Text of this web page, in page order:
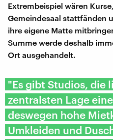
Extrembeispiel wären
Gemeindesaal stattfänden
ihre eigene Matte
Summe werde deshalb
Ort ausgehandelt.
"Es gibt Studios, die
zentralsten Lage
deswegen hohe
Umkleiden und